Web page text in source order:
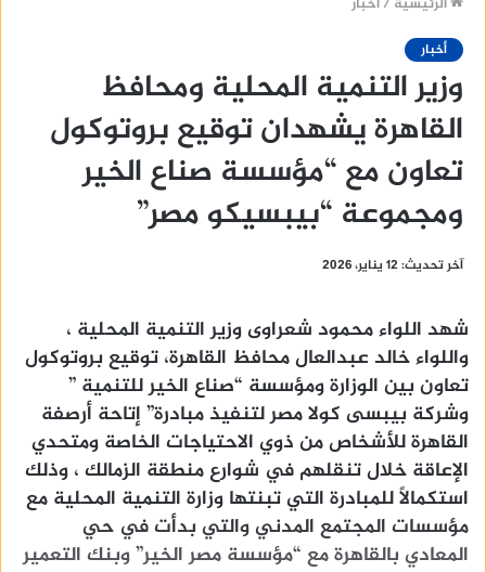
أخبار
وزير التنمية المحلية ومحافظ
القاهرة يشهدان توقيع بروتوكول
تعاون مع “مؤسسة صناع الخير
ومجموعة “بيبسيكو مصر”
آخر تحديث: 12 يناير، 2026
شهد اللواء محمود شعراوى وزير التنمية المحلية ،
واللواء خالد عبدالعال محافظ القاهرة، توقيع بروتوكول
تعاون بين الوزارة ومؤسسة “صناع الخير للتنمية ”
وشركة بيبسى كولا مصر لتنفيذ مبادرة” إتاحة أرصفة
القاهرة للأشخاص من ذوي الاحتياجات الخاصة ومتحدي
الإعاقة خلال تنقلهم في شوارع منطقة الزمالك ، وذلك
استكمالاً للمبادرة التي تبنتها وزارة التنمية المحلية مع
مؤسسات المجتمع المدني والتي بدأت في حي
المعادي بالقاهرة مع “مؤسسة مصر الخير” وبنك التعمير